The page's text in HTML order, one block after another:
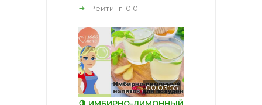
Рейтинг: 0.0
00:03:55